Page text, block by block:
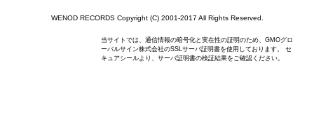
WENOD RECORDS Copyright (C) 2001-2017 All Rights Reserved.
当サイトでは、通信情報の暗号化と実在性の証明のため、GMOグロ
ーバルサイン株式会社のSSLサーバ証明書を使用しております。 セ
キュアシールより、サーバ証明書の検証結果をご確認ください。